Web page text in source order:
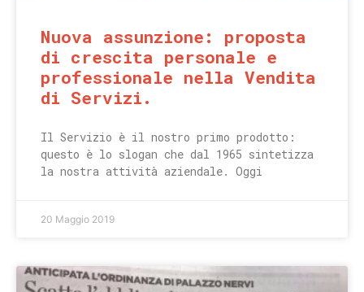
Nuova assunzione: proposta
di crescita personale e
professionale nella Vendita
di Servizi.
Il Servizio è il nostro primo prodotto:
questo è lo slogan che dal 1965 sintetizza
la nostra attività aziendale. Oggi
20 Maggio 2019